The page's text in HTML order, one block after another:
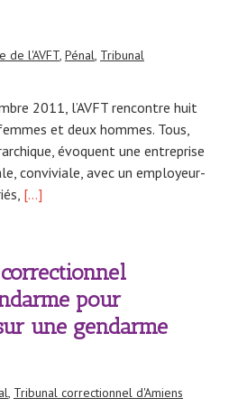
2011, l’AVFT rencontre huit
et deux hommes. Tous,
évoquent une entreprise
conviviale, avec un employeur-
[…]
de l'AVFT, Pénal, Tribunal
pour
une gendarme
, Tribunal correctionnel d'Amiens